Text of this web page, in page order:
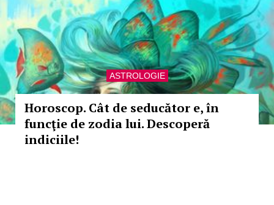
ASTROLOGIE
Horoscop. Cât de seducător e, în
funcţie de zodia lui. Descoperă
indiciile!